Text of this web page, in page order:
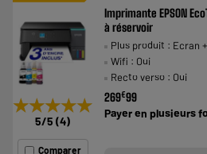
★★★★★
★★★★★
5/5 (4)
Comparer
Imprimante EPSON
à réservoir
Plus produit : Ecran
Wifi : Oui
Recto verso : Oui
269€99
Payer en plusieurs